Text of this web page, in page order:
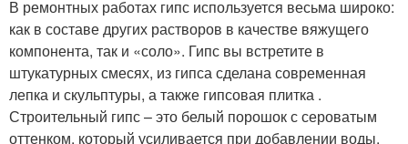
В ремонтных работах гипс используется весьма широко:
как в составе других растворов в качестве вяжущего
компонента, так и «соло». Гипс вы встретите в
штукатурных смесях, из гипса сделана современная
лепка и скульптуры, а также гипсовая плитка .
Строительный гипс – это белый порошок с сероватым
оттенком, который усиливается при добавлении воды.